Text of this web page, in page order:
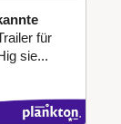
für
sie...